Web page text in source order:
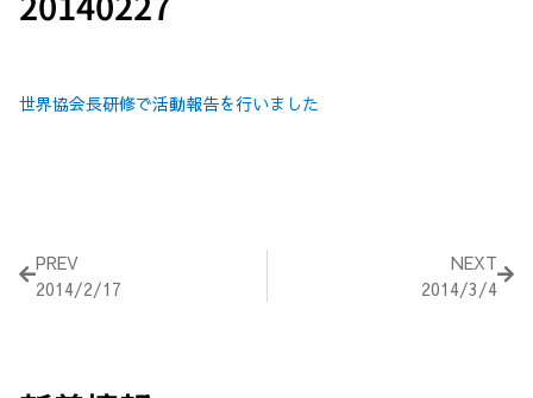
世界協会長研修で活動報告を行いました
PREV
2014/2/17
NEXT
2014/3/4